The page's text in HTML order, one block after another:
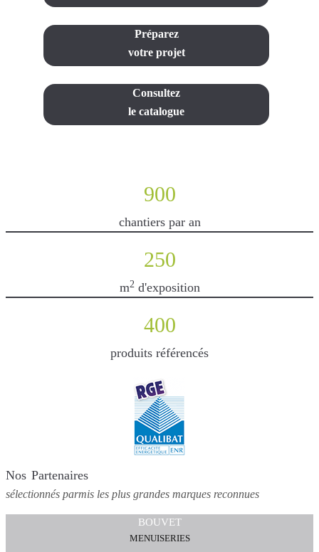
Préparez
votre projet
Consultez
le catalogue
900
chantiers par an
250
m2d'exposition
400
produits référencés
Nos Partenaires
sélectionnés parmis les plus grandes marques reconnues
BOUVET
MENUISERIES